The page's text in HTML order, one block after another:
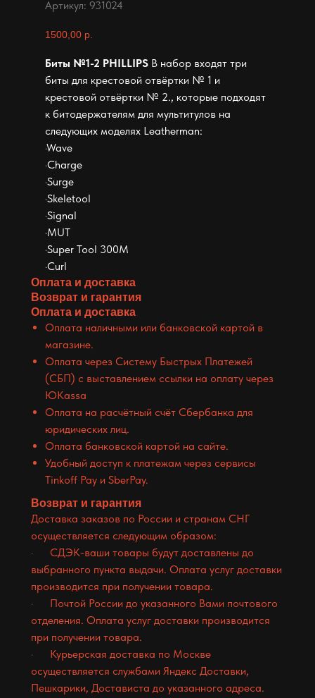
Артикул: 931024
1500,00 р.
Биты №1-2 PHILLIPS В набор входят три
биты для крестовой отвёртки № 1 и
крестовой отвёртки № 2., которые подходят
к битодержателям для мультитулов на
следующих моделях Leatherman:
·Wave
·Charge
·Surge
·Skeletool
·Signal
·MUT
·Super Tool 300M
·Curl
Оплата и доставка
Возврат и гарантия
Оплата и доставка
Оплата наличными или банковской картой в
магазине.
Оплата через Систему Быстрых Платежей
(СБП) с выставлением ссылки на оплату через
ЮKassa
Оплата на расчётный счёт Сбербанка для
юридических лиц.
Оплата банковской картой на сайте.
Удобный доступ к платежам через сервисы
Tinkoff Pay и SberPay.
Возврат и гарантия
Доставка заказов по России и странам СНГ
осуществляется следующим образом:
· СДЭК-ваши товары будут доставлены до
выбранного пункта выдачи. Оплата услуг доставки
производится при получении товара.
· Почтой России до указанного Вами почтового
отделения. Оплата услуг доставки производится
при получении товара.
· Курьерская доставка по Москве
осуществляется службами Яндекс Доставки,
Пешкарики, Достависта до указанного адреса.